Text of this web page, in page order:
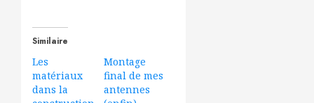
Similaire
Les
matériaux
dans la
Montage
final de mes
antennes